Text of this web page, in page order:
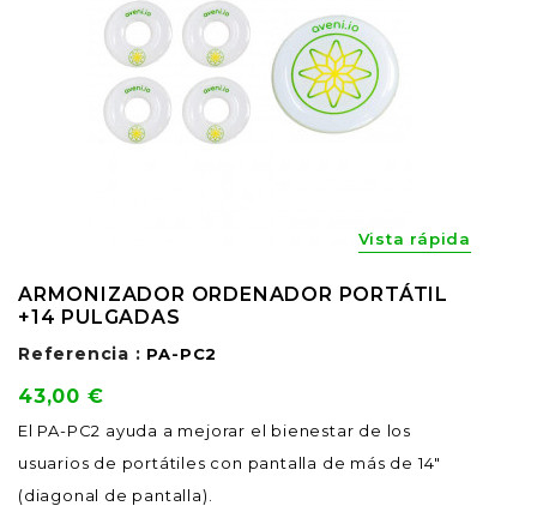
Vista rápida
ARMONIZADOR ORDENADOR PORTÁTIL
+14 PULGADAS
Referencia : PA-PC2
Precio
43,00 €
El PA-PC2 ayuda a mejorar el bienestar de los
usuarios de portátiles con pantalla de más de 14"
(diagonal de pantalla).